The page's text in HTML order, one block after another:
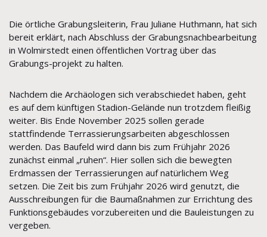
Die örtliche Grabungsleiterin, Frau Juliane Huthmann, hat sich
bereit erklärt, nach Abschluss der Grabungsnachbearbeitung
in Wolmirstedt einen öffentlichen Vortrag über das
Grabungs-projekt zu halten.
Nachdem die Archäologen sich verabschiedet haben, geht
es auf dem künftigen Stadion-Gelände nun trotzdem fleißig
weiter. Bis Ende November 2025 sollen gerade
stattfindende Terrassierungsarbeiten abgeschlossen
werden. Das Baufeld wird dann bis zum Frühjahr 2026
zunächst einmal „ruhen“. Hier sollen sich die bewegten
Erdmassen der Terrassierungen auf natürlichem Weg
setzen. Die Zeit bis zum Frühjahr 2026 wird genutzt, die
Ausschreibungen für die Baumaßnahmen zur Errichtung des
Funktionsgebäudes vorzubereiten und die Bauleistungen zu
vergeben.